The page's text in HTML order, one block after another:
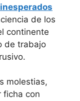
de los
continente
de trabajo
molestias,
ficha con